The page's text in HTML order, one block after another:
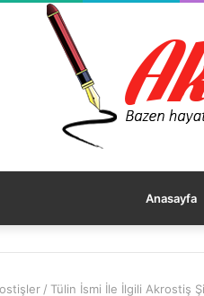
Anasayfa
/ Tülin İsmi İle İlgili Akrostiş